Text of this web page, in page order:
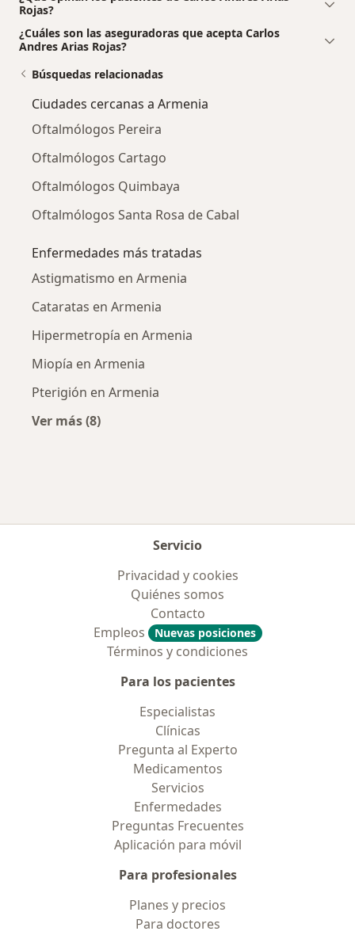
Rojas?
¿Cuáles son las aseguradoras que acepta Carlos
Andres Arias Rojas?
Búsquedas relacionadas
Ciudades cercanas a Armenia
Oftalmólogos Pereira
Oftalmólogos Cartago
Oftalmólogos Quimbaya
Oftalmólogos Santa Rosa de Cabal
Enfermedades más tratadas
Astigmatismo en Armenia
Cataratas en Armenia
Hipermetropía en Armenia
Miopía en Armenia
Pterigión en Armenia
Ver más (8)
Servicio
Privacidad y cookies
Quiénes somos
Contacto
Empleos
Nuevas posiciones
Términos y condiciones
Para los pacientes
Especialistas
Clínicas
Pregunta al Experto
Medicamentos
Servicios
Enfermedades
Preguntas Frecuentes
Aplicación para móvil
Para profesionales
Planes y precios
Para doctores